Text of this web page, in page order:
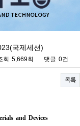
국제세션)
회 5,669회 댓글 0건
목록
and Devices